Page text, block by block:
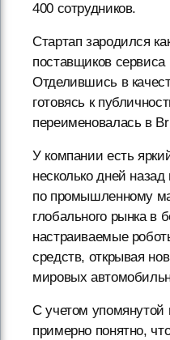
400 сотрудников.
Стартап зародился
поставщиков
Отделившись в
готовясь к
переименовалась в
У компании есть
несколько дней
по промышленному
глобального рынка в
настраиваемые
средств, открывая
мировых
С учетом упомянутой
примерно понятно,